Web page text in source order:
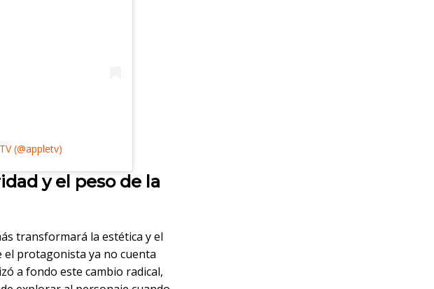
(@appletv)
y el peso de la
transformará la estética y el
el protagonista ya no cuenta
a fondo este cambio radical,